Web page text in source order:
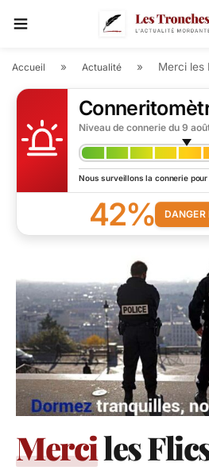
Accueil » Actualité » Merci les
Niveau de connerie du 9
Nous surveillons la connerie
42%
Merciles